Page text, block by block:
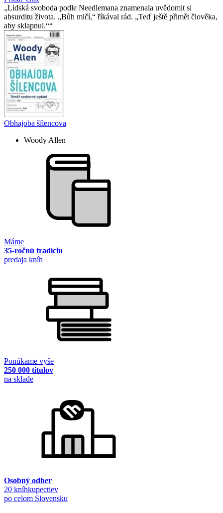
Lidská svoboda podle Needlemana znamenala uvědomit si
absurditu života. „Bůh mlčí,“ říkával rád. „Teď ještě přimět člověka,
aby sklapnul.“
Obhajoba šílencova
Woody Allen
Máme
35-ročnú tradíciu
predaja kníh
Ponúkame vyše
250 000 titulov
na sklade
Osobný odber
20 kníhkupectiev
po celom Slovensku